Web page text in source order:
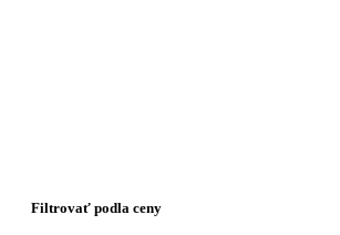
Filtrovať podla ceny